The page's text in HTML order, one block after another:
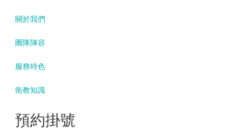
關於我們
團隊陣容
服務特色
衛教知識
預約掛號